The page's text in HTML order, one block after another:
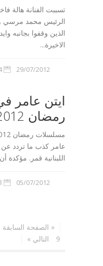
تسببت الفنانة هالة
الرئيس محمد مرسي
الذين وقفوا بجانبه
الاخيرة...
29/07/2012
ايتن عامر
رمضان 2012
عامر كذب ما تردد عن
اللبنانية قمر. مؤكدة
05/07/2012
« الصفحة السابقة
9
التالي »